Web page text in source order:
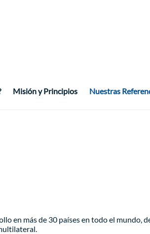
Misión y Principios Nuestras
en más de 30 países en todo el mundo,